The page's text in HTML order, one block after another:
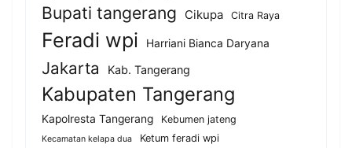
Bupati tangerang Cikupa Citra Raya
Feradi wpi Harriani Bianca Daryana
Jakarta Kab. Tangerang
Kabupaten Tangerang
Kapolresta Tangerang Kebumen jateng
Kecamatan kelapa dua Ketum feradi wpi